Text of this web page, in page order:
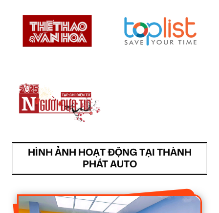
HÌNH ẢNH HOẠT ĐỘNG TẠI THÀNH
PHÁT AUTO